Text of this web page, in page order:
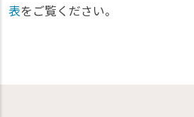
表をご覧ください。